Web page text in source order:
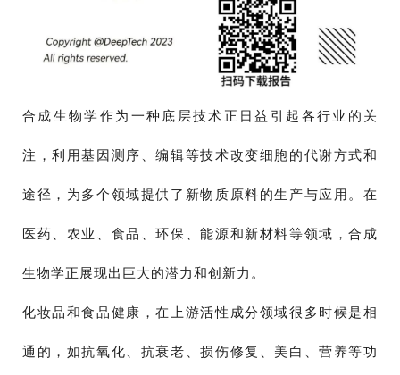
合成生物学作为一种底层技术正日益引起各行业的关
注，利用基因测序、编辑等技术改变细胞的代谢方式和
途径，为多个领域提供了新物质原料的生产与应用。在
医药、农业、食品、环保、能源和新材料等领域，合成
生物学正展现出巨大的潜力和创新力。
化妆品和食品健康，在上游活性成分领域很多时候是相
通的，如抗氧化、抗衰老、损伤修复、美白、营养等功